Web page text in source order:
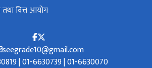
तथा वित्त आयोग
seegrade10@gmail.com
| 01-6630739 | 01-6630070